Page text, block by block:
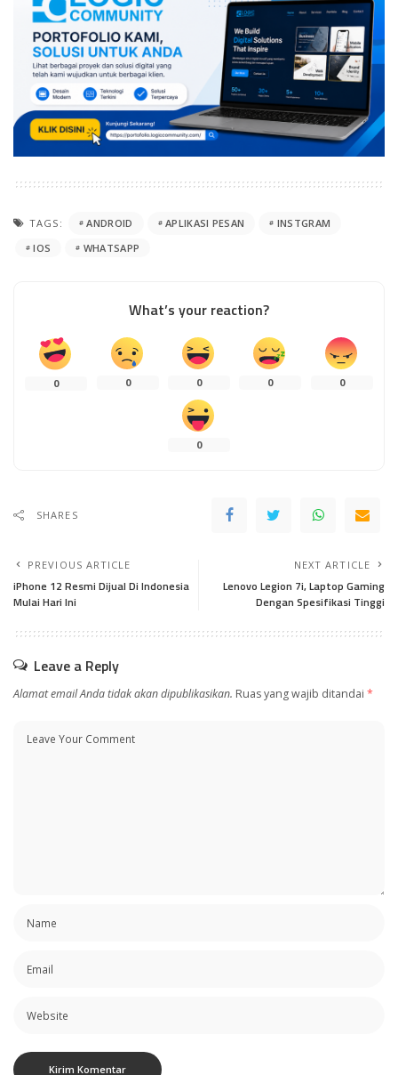
TAGS: ANDROID APLIKASI PESAN
INSTGRAM
IOS
WHATSAPP
What’s your reaction?
0 0 0 0 0
0
SHARES
PREVIOUS ARTICLE
iPhone 12 Resmi Dijual Di Indonesia
Mulai Hari Ini
NEXT ARTICLE
Lenovo Legion 7i, Laptop Gaming
Dengan Spesifikasi Tinggi
Leave a Reply
Alamat email Anda tidak akan dipublikasikan. Ruas yang wajib ditandai *